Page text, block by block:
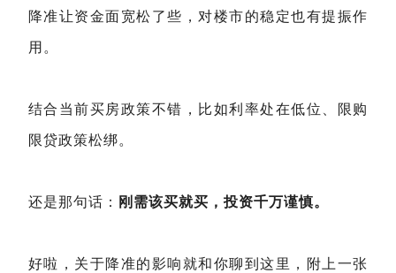
降准让资金面宽松了些，对楼市的稳定也有提振作
用。
结合当前买房政策不错，比如利率处在低位、限购
限贷政策松绑。
还是那句话： 刚需该买就买，投资千万谨慎。
好啦，关于降准的影响就和你聊到这里，附上一张